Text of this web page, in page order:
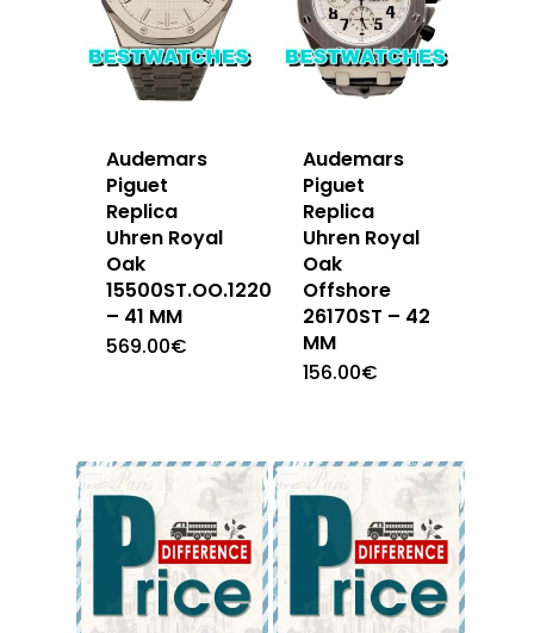
Audemars
Piguet
Replica
Uhren Royal
Oak
15500ST.OO.1220ST.04
– 41 MM
569.00€
Audemars
Piguet
Replica
Uhren Royal
Oak
Offshore
26170ST – 42
MM
156.00€